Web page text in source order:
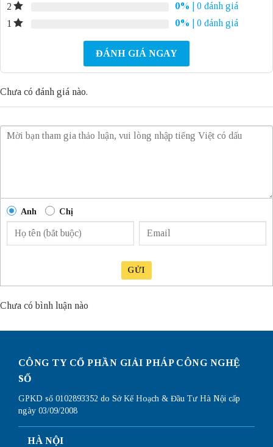
2
0%
| 0 đánh giá
1
0% | 0 đánh giá
ĐÁNH GIÁ NGAY
Chưa có đánh giá nào.
Anh Chị
GỬI
Chưa có bình luận nào
CÔNG TY CỔ PHẦN GIẢI PHÁP CÔNG NGHỆ
SỐ
GPKD số 0102893352 do Sở Kế Hoạch & Đầu Tư Hà Nội cấp
ngày 03/09/2008
HÀ NỘI